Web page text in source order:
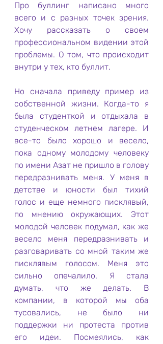
Про буллинг написано много
всего и с разных точек зрения.
Хочу рассказать о своем
профессиональном видении этой
проблемы. О том, что происходит
внутри у тех, кто буллит.
Но сначала приведу пример из
собственной жизни. Когда-то я
была студенткой и отдыхала в
студенческом летнем лагере. И
все-то было хорошо и весело,
пока одному молодому человеку
по имени Азат не пришло в голову
передразнивать меня. У меня в
детстве и юности был тихий
голос и еще немного писклявый,
по мнению окружающих. Этот
молодой человек подумал, как же
весело меня передразнивать и
разговаривать со мной таким же
писклявым голосом. Меня это
сильно опечалило. Я стала
думать, что же делать. В
компании, в которой мы оба
тусовались, не было ни
поддержки ни протеста против
его идеи. Посмеялись, как